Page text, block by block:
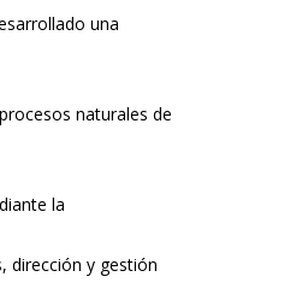
una
naturales de
la
dirección y gestión